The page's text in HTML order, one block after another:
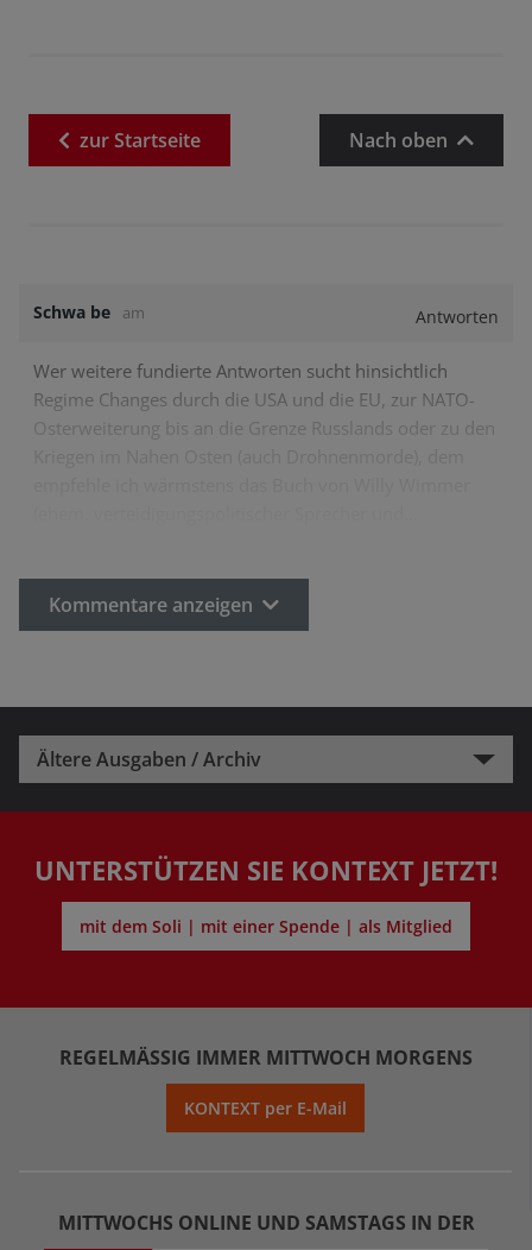
zurStartseite Nach oben
Schwa be am Antworten
Wer weitere fundierte Antworten sucht hinsichtlich
Regime Changes durch die USA und die EU, zur NATO-
Osterweiterung bis an die Grenze Russlands oder zu den
Kommentare anzeigen
Ältere Ausgaben / Archiv
UNTERSTÜTZEN SIE KONTEXT JETZT!
mit dem Soli | mit einer Spende | als Mitglied
REGELMÄSSIG IMMER MITTWOCH MORGENS
KONTEXT per E-Mail
MITTWOCHS ONLINE UND SAMSTAGS IN DER